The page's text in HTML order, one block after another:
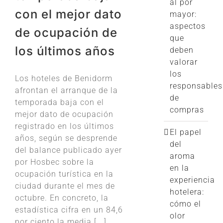
con el mejor dato
de ocupación de
los últimos años
Los hoteles de Benidorm
afrontan el arranque de la
temporada baja con el
mejor dato de ocupación
registrado en los últimos
años, según se desprende
del balance publicado ayer
por Hosbec sobre la
ocupación turística en la
ciudad durante el mes de
octubre. En concreto, la
estadística cifra en un 84,6
al por
mayor:
aspectos
que
deben
valorar
los
responsables
de
compras
El papel
del
aroma
en la
experiencia
hotelera:
cómo el
olor